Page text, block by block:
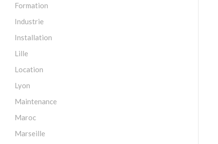
Formation
Industrie
Installation
Lille
Location
Lyon
Maintenance
Maroc
Marseille